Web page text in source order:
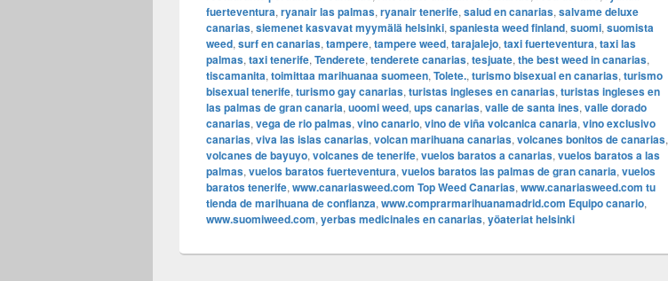
fuerteventura, ryanair las palmas, ryanair tenerife, salud en canarias, salvame deluxe
canarias, siemenet kasvavat myymälä helsinki, spaniesta weed finland, suomi, suomista
weed, surf en canarias, tampere, tampere weed, tarajalejo, taxi fuerteventura, taxi las
palmas, taxi tenerife, Tenderete, tenderete canarias, tesjuate, the best weed in canarias,
tiscamanita, toimittaa marihuanaa suomeen, Tolete., turismo bisexual en canarias, turismo
bisexual tenerife, turismo gay canarias, turistas ingleses en canarias, turistas ingleses en
las palmas de gran canaria, uoomi weed, ups canarias, valle de santa ines, valle dorado
canarias, vega de rio palmas, vino canario, vino de viña volcanica canaria, vino exclusivo
canarias, viva las islas canarias, volcan marihuana canarias, volcanes bonitos de canarias,
volcanes de bayuyo, volcanes de tenerife, vuelos baratos a canarias, vuelos baratos a las
palmas, vuelos baratos fuerteventura, vuelos baratos las palmas de gran canaria, vuelos
baratos tenerife, www.canariasweed.com Top Weed Canarias, www.canariasweed.com tu
tienda de marihuana de confianza, www.comprarmarihuanamadrid.com Equipo canario,
www.suomiweed.com, yerbas medicinales en canarias, yöateriat helsinki